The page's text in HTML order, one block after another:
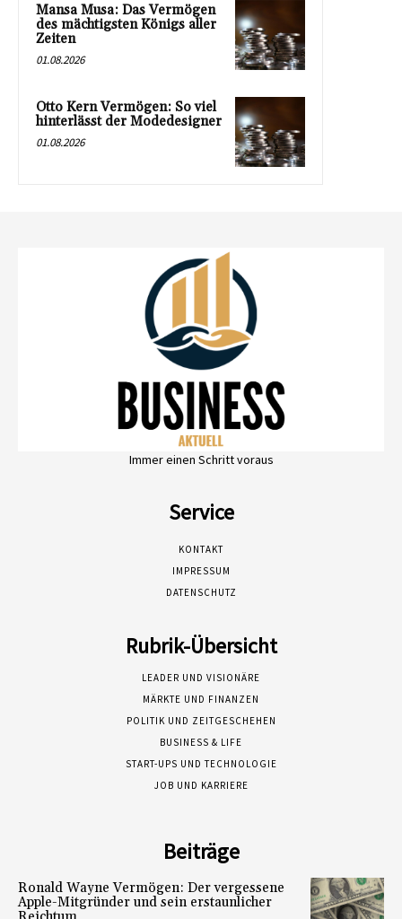
Mansa Musa: Das Vermögen
des mächtigsten Königs aller
Zeiten
01.08.2026
Otto Kern Vermögen: So viel
hinterlässt der Modedesigner
01.08.2026
Immer einen Schritt voraus
Service
KONTAKT
IMPRESSUM
DATENSCHUTZ
Rubrik-Übersicht
LEADER UND VISIONÄRE
MÄRKTE UND FINANZEN
POLITIK UND ZEITGESCHEHEN
BUSINESS & LIFE
START-UPS UND TECHNOLOGIE
JOB UND KARRIERE
Beiträge
Ronald Wayne Vermögen: Der vergessene
Apple-Mitgründer und sein erstaunlicher